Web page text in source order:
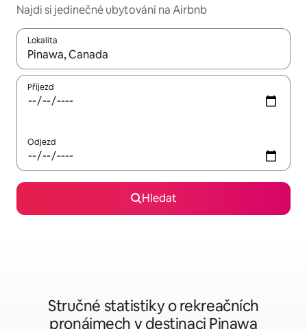
Najdi si jedinečné ubytování na Airbnb
Lokalita
Až budou výsledky k dispozici, můžeš si je procházet pomocí
Příjezd
Odjezd
Hledat
Stručné statistiky o rekreačních
pronájmech v destinaci Pinawa